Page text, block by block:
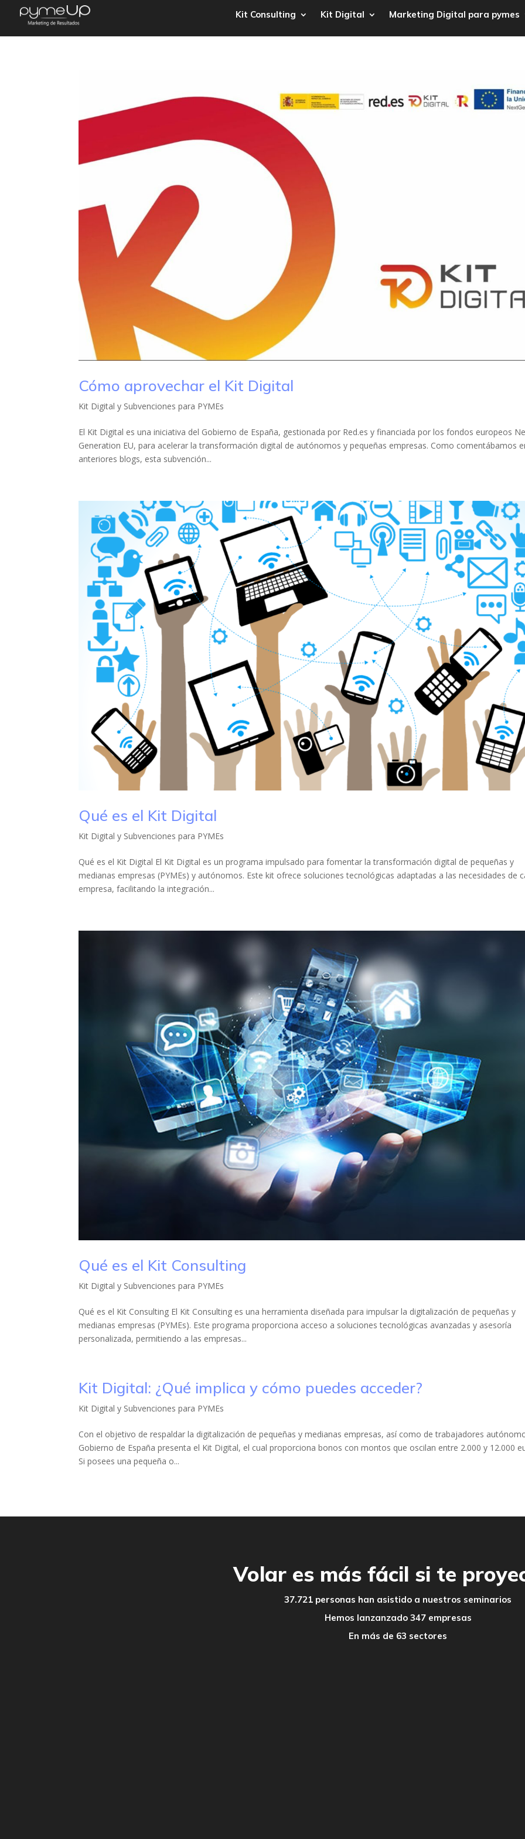
Kit Consulting Kit Digital Marketing Digital para pymes
Cómo aprovechar el Kit Digital
Kit Digital y Subvenciones para PYMEs
El Kit Digital es una iniciativa del Gobierno de España, gestionada por Red.es y financiada por los fondos europeos
Generation EU, para acelerar la transformación digital de autónomos y pequeñas empresas. Como comentábamos
anteriores blogs, esta subvención...
Qué es el Kit Digital
Kit Digital y Subvenciones para PYMEs
Qué es el Kit Digital El Kit Digital es un programa impulsado para fomentar la transformación digital de pequeñas y
medianas empresas (PYMEs) y autónomos. Este kit ofrece soluciones tecnológicas adaptadas a las necesidades de
empresa, facilitando la integración...
Qué es el Kit Consulting
Kit Digital y Subvenciones para PYMEs
Qué es el Kit Consulting El Kit Consulting es una herramienta diseñada para impulsar la digitalización de pequeñas y
medianas empresas (PYMEs). Este programa proporciona acceso a soluciones tecnológicas avanzadas y asesoría
personalizada, permitiendo a las empresas...
Kit Digital: ¿Qué implica y cómo puedes acceder?
Kit Digital y Subvenciones para PYMEs
Con el objetivo de respaldar la digitalización de pequeñas y medianas empresas, así como de trabajadores
Gobierno de España presenta el Kit Digital, el cual proporciona bonos con montos que oscilan entre 2.000 y 12.000
Si posees una pequeña o...
Volar es más fácil si te
37.721 personas han asistido a nuestros seminarios
Hemos lanzanzado 347 empresas
En más de 63 sectores